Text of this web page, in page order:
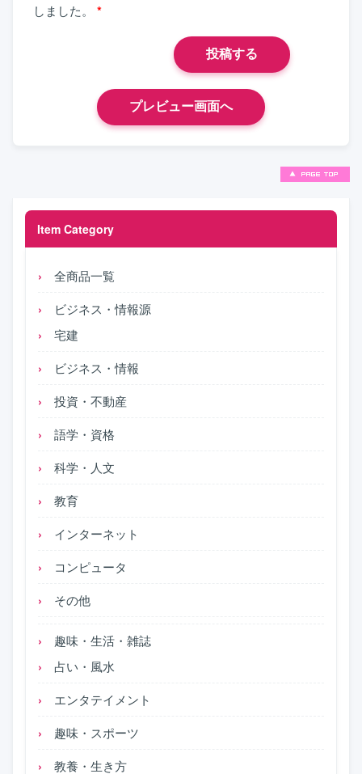
Item Category
全商品一覧
ビジネス・情報源
宅建
ビジネス・情報
投資・不動産
語学・資格
科学・人文
教育
インターネット
コンピュータ
その他
趣味・生活・雑誌
占い・風水
エンタテイメント
趣味・スポーツ
教養・生き方
しました。
*